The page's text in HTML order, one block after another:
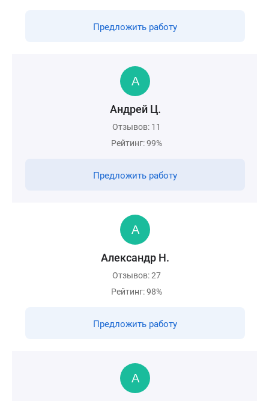
Предложить работу
Андрей Ц.
Отзывов: 11
Рейтинг: 99%
Предложить работу
Александр Н.
Отзывов: 27
Рейтинг: 98%
Предложить работу